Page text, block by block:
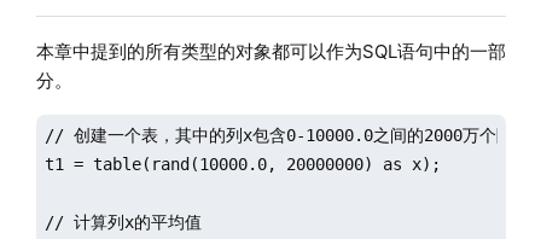
本章中提到的所有类型的对象都可以作为SQL语句中的一部
分。
// 创建一个表，其中的列x包含0-10000.0之间的2000万个随机
t1 = table(rand(10000.0, 20000000) as x);
// 计算列x的平均值